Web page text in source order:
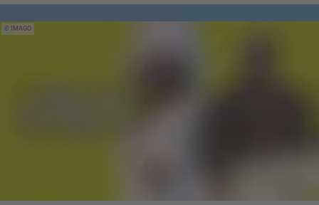
IMAGO